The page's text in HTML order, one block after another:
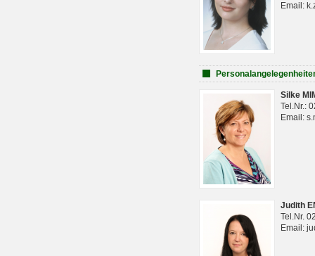
Email:
Silke
Tel.Nr.:
Email:
Judith
Tel.Nr.
Email: